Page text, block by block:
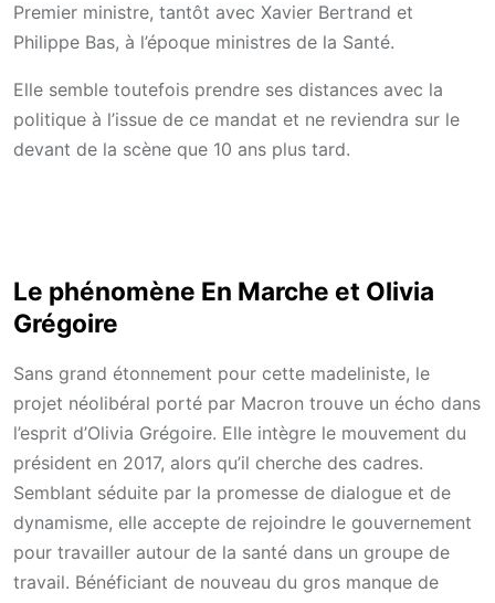
Premier ministre, tantôt avec Xavier Bertrand et
Philippe Bas, à l’époque ministres de la Santé.
Elle semble toutefois prendre ses distances avec la
politique à l’issue de ce mandat et ne reviendra sur le
devant de la scène que 10 ans plus tard.
Le phénomène En Marche et Olivia
Grégoire
Sans grand étonnement pour cette madeliniste, le
projet néolibéral porté par Macron trouve un écho dans
l’esprit d’Olivia Grégoire. Elle intègre le mouvement du
président en 2017, alors qu’il cherche des cadres.
Semblant séduite par la promesse de dialogue et de
dynamisme, elle accepte de rejoindre le gouvernement
pour travailler autour de la santé dans un groupe de
travail. Bénéficiant de nouveau du gros manque de